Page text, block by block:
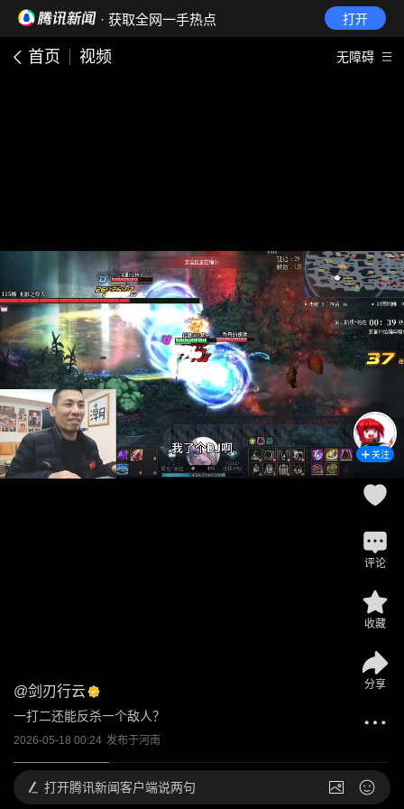
· 获取全网一手热点 打开
首页 视频 无障碍
@剑刃行云
一打二还能反杀一个敌人？
2026-05-18 00:24 发布于河南
关注
评论
收藏
分享
打开腾讯新闻客户端说两句